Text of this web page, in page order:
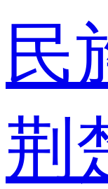
民
荆